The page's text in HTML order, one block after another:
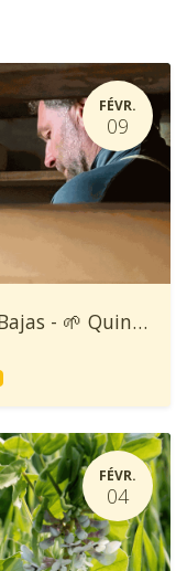
FÉVR.
09
Visite de la ferme de Maxime Bajas - 🌱 Quinzaine de l'Agroécologie
FÉVR.
04